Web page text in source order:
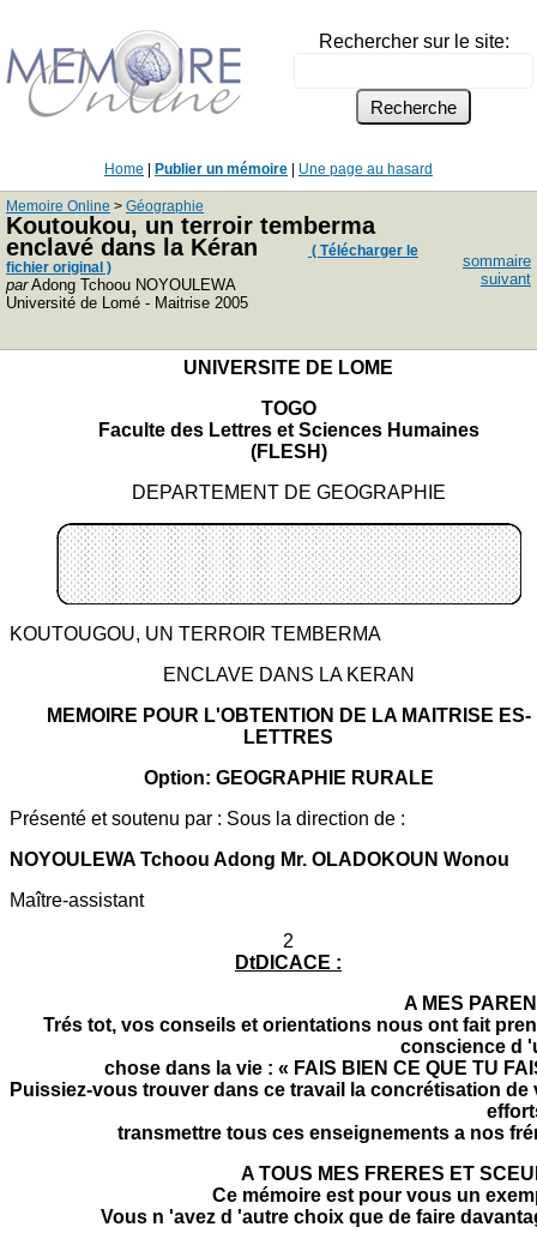
Rechercher sur le site:
Home Publier un mémoire Une page au hasard
Memoire Online > Géographie
Koutoukou, un terroir temberma
enclavé dans la Kéran
( Télécharger le
fichier original )
parAdong Tchoou NOYOULEWA
Université de Lomé - Maitrise 2005
sommaire
suivant
UNIVERSITE DE LOME
TOGO
Faculte des Lettres et Sciences Humaines
(FLESH)
DEPARTEMENT DE GEOGRAPHIE
KOUTOUGOU, UN TERROIR TEMBERMA
ENCLAVE DANS LA KERAN
MEMOIRE POUR L'OBTENTION DE LA MAITRISE ES-
LETTRES
Option: GEOGRAPHIE RURALE
Présenté et soutenu par : Sous la direction de :
NOYOULEWA Tchoou Adong Mr. OLADOKOUN Wonou
Maître-assistant
2
DtDICACE :
A MES
Trés tot, vos conseils et orientations nous ont fait
conscience d
chose dans la vie : « FAIS BIEN CE QUE TU
Puissiez-vous trouver dans ce travail la concrétisation de
transmettre tous ces enseignements a nos
A TOUS MES FRERES ET
Ce mémoire est pour vous un
Vous n 'avez d 'autre choix que de faire